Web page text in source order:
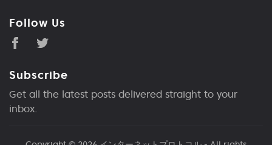
Follow Us
Subscribe
Get all the latest posts delivered straight to your
inbox.